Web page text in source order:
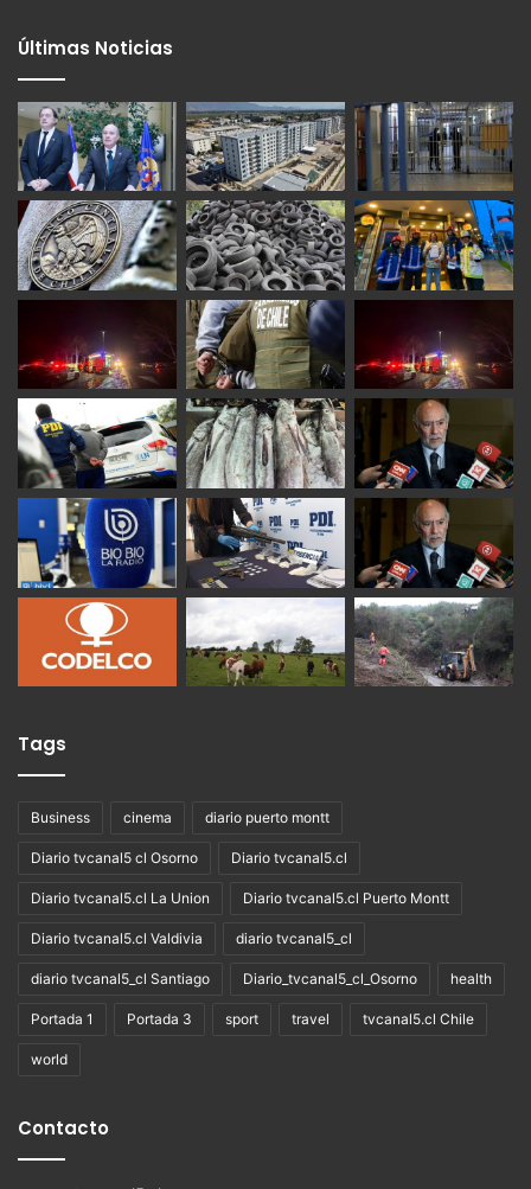
Últimas Noticias
Tags
Business cinema diario puerto montt
Diario tvcanal5 cl Osorno Diario tvcanal5.cl
Diario tvcanal5.cl La Union Diario tvcanal5.cl Puerto Montt
Diario tvcanal5.cl Valdivia diario tvcanal5_cl
diario tvcanal5_cl Santiago Diario_tvcanal5_cl_Osorno health
Portada 1 Portada 3 sport travel tvcanal5.cl Chile
world
Contacto